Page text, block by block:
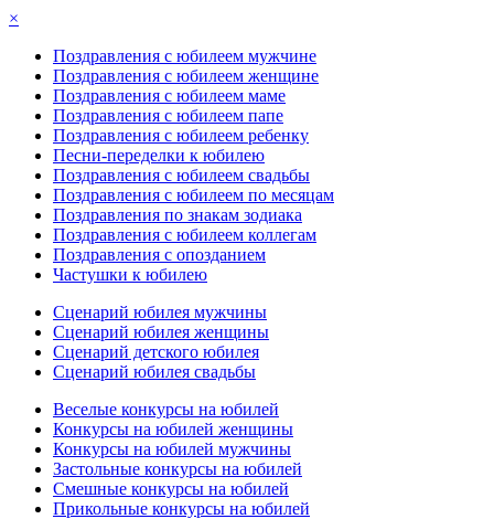
×
Поздравления с юбилеем мужчине
Поздравления с юбилеем женщине
Поздравления с юбилеем маме
Поздравления с юбилеем папе
Поздравления с юбилеем ребенку
Песни-переделки к юбилею
Поздравления с юбилеем свадьбы
Поздравления с юбилеем по месяцам
Поздравления по знакам зодиака
Поздравления с юбилеем коллегам
Поздравления с опозданием
Частушки к юбилею
Сценарий юбилея мужчины
Сценарий юбилея женщины
Сценарий детского юбилея
Сценарий юбилея свадьбы
Веселые конкурсы на юбилей
Конкурсы на юбилей женщины
Конкурсы на юбилей мужчины
Застольные конкурсы на юбилей
Смешные конкурсы на юбилей
Прикольные конкурсы на юбилей